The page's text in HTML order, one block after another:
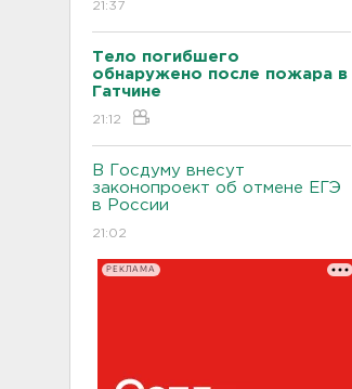
21:37
Тело погибшего
обнаружено после пожара в
Гатчине
21:12
В Госдуму внесут
законопроект об отмене ЕГЭ
в России
21:02
РЕКЛАМА